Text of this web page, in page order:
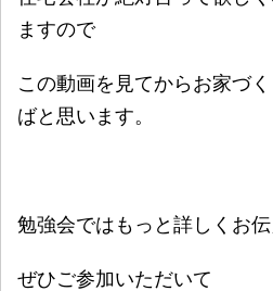
ますので
この動画を見てからお家づ
ばと思います。
勉強会ではもっと詳しくお伝
ぜひご参加いただいて